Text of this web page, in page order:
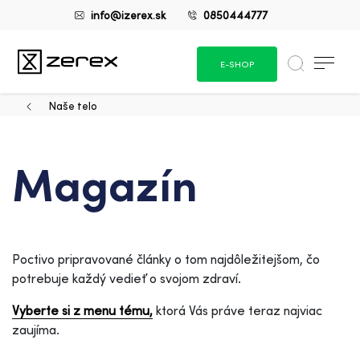
info@izerex.sk 0850444777
E-SHOP
Naše telo
Magazín
Poctivo pripravované články o tom najdôležitejšom, čo
potrebuje každý vedieť o svojom zdraví.
Vyberte si z menu tému, ktorá Vás práve teraz najviac
zaujíma.